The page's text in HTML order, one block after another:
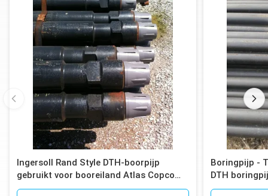
41/2“ 3“ 1“ ROUSSY
41/2“ 3“ 2“ ROUSSY
41/2“ 3“ 5“ ROUSSY
41/2“ 3“ 10“ ROUSSY
41/2“ 3“ 20“ ROUSSY
Ingersoll Rand Style DTH-boorpijp
gebruikt voor booreiland Atlas Copco
T4W, T685
Boringpijp -
DTH